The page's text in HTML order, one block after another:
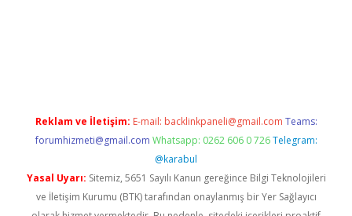
Reklam ve İletişim: E-mail: backlinkpaneli@gmail.com Teams:
forumhizmeti@gmail.com Whatsapp: 0262 606 0 726 Telegram:
@karabul
Yasal Uyarı: Sitemiz, 5651 Sayılı Kanun gereğince Bilgi Teknolojileri
ve İletişim Kurumu (BTK) tarafından onaylanmış bir Yer Sağlayıcı